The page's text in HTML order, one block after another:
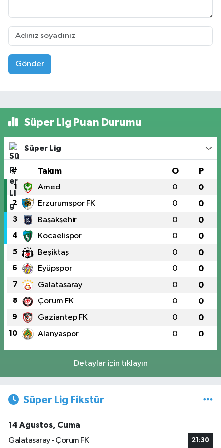
Gönder
Süper Lig Puan Durumu
Süper Lig
# Takım O P
1 Amed 0 0
2 Erzurumspor FK 0 0
3 Başakşehir 0 0
4 Kocaelispor 0 0
5 Beşiktaş 0 0
6 Eyüpspor 0 0
7 Galatasaray 0 0
8 Çorum FK 0 0
9 Gaziantep FK 0 0
10 Alanyaspor 0 0
Detaylar için tıklayın
Süper Lig Fikstür
14 Ağustos, Cuma
Galatasaray - Çorum FK
21:30